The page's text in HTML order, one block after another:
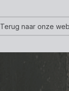
Terug naar onze